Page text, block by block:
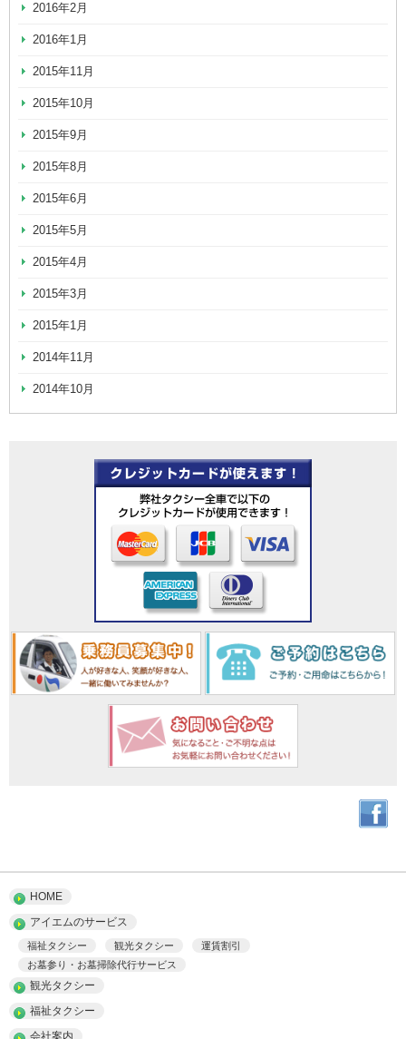
2016年2月
2016年1月
2015年11月
2015年10月
2015年9月
2015年8月
2015年6月
2015年5月
2015年4月
2015年3月
2015年1月
2014年11月
2014年10月
HOME
アイエムのサービス
福祉タクシー 観光タクシー
運賃割引
お墓参り・お墓掃除代行サービス
観光タクシー
福祉タクシー
会社案内